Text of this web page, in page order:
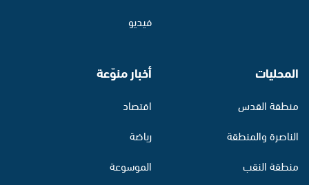
فيديو
المحليات
منطقة القدس
الناصرة والمنطقة
منطقة النقب
أخبار منوّعة
اقتصاد
رياضة
الموسوعة